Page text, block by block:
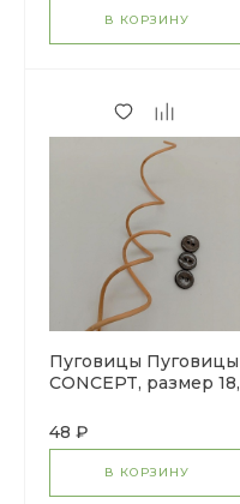
В КОРЗИНУ
Пуговицы Пуговицы
CONCEPT, размер 18,
темно-серый
48 ₽
В КОРЗИНУ